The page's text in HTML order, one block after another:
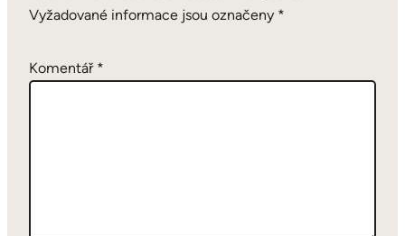
Vyžadované informace jsou označeny *
Komentář *